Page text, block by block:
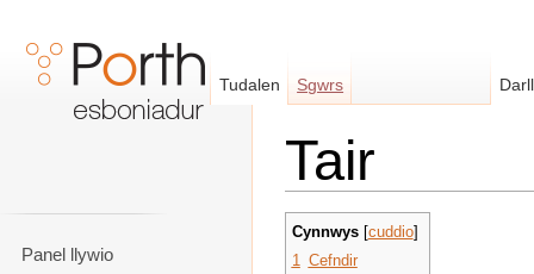
Tair
Cynnwys[cuddio]
1 Cefndir
Tudalen Sgwrs
Panel llywio